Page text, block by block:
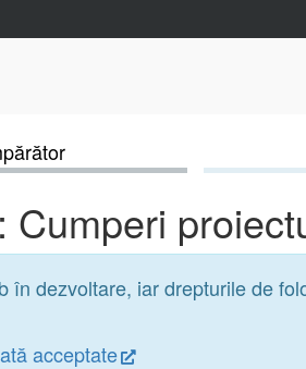
: Cumperi
în dezvoltare, iar drepturile de
acceptate